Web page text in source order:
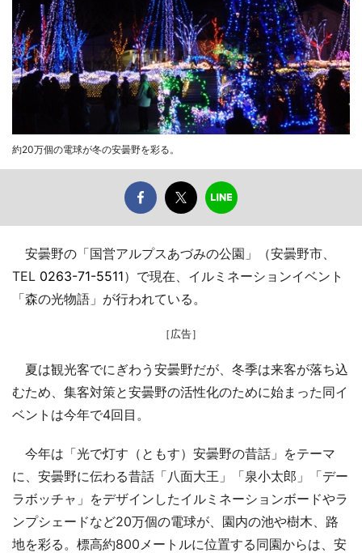
約20万個の電球が冬の安曇野を彩る。
安曇野の「国営アルプスあづみの公園」（安曇野市、
TEL 0263-71-5511）で現在、イルミネーションイベント
「森の光物語」が行われている。
［広告］
夏は観光客でにぎわう安曇野だが、冬季は来客が落ち込
むため、集客対策と安曇野の活性化のために始まった同イ
ベントは今年で4回目。
今年は「光で灯す（ともす）安曇野の昔話」をテーマ
に、安曇野に伝わる昔話「八面大王」「泉小太郎」「デー
ラボッチャ」をデザインしたイルミネーションボードやラ
ンプシェードなど20万個の電球が、園内の池や樹木、路
地を彩る。標高約800メートルに位置する同園からは、安